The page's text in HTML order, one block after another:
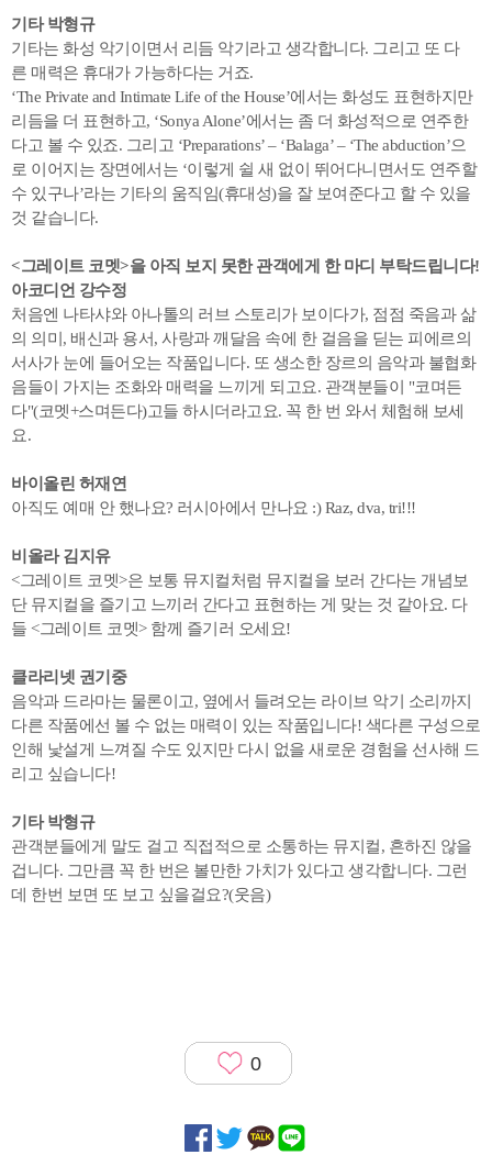
기타 박형규
기타는 화성 악기이면서 리듬 악기라고 생각합니다. 그리고 또 다
른 매력은 휴대가 가능하다는 거죠.
‘The Private and Intimate Life of the House’에서는 화성도 표현하지만
리듬을 더 표현하고, ‘Sonya Alone’에서는 좀 더 화성적으로 연주한
다고 볼 수 있죠. 그리고 ‘Preparations’ – ‘Balaga’ – ‘The abduction’으
로 이어지는 장면에서는 ‘이렇게 쉴 새 없이 뛰어다니면서도 연주할
수 있구나’라는 기타의 움직임(휴대성)을 잘 보여준다고 할 수 있을
것 같습니다.
<그레이트 코멧>을 아직 보지 못한 관객에게 한 마디 부탁드립니다!
아코디언 강수정
처음엔 나타샤와 아나톨의 러브 스토리가 보이다가, 점점 죽음과 삶
의 의미, 배신과 용서, 사랑과 깨달음 속에 한 걸음을 딛는 피에르의
서사가 눈에 들어오는 작품입니다. 또 생소한 장르의 음악과 불협화
음들이 가지는 조화와 매력을 느끼게 되고요. 관객분들이 "코며든
다"(코멧+스며든다)고들 하시더라고요. 꼭 한 번 와서 체험해 보세
요.
바이올린 허재연
아직도 예매 안 했나요? 러시아에서 만나요 :) Raz, dva, tri!!!
비올라 김지유
<그레이트 코멧>은 보통 뮤지컬처럼 뮤지컬을 보러 간다는 개념보
단 뮤지컬을 즐기고 느끼러 간다고 표현하는 게 맞는 것 같아요. 다
들 <그레이트 코멧> 함께 즐기러 오세요!
클라리넷 권기중
음악과 드라마는 물론이고, 옆에서 들려오는 라이브 악기 소리까지
다른 작품에선 볼 수 없는 매력이 있는 작품입니다! 색다른 구성으로
인해 낯설게 느껴질 수도 있지만 다시 없을 새로운 경험을 선사해 드
리고 싶습니다!
기타 박형규
관객분들에게 말도 걸고 직접적으로 소통하는 뮤지컬, 흔하진 않을
겁니다. 그만큼 꼭 한 번은 볼만한 가치가 있다고 생각합니다. 그런
데 한번 보면 또 보고 싶을걸요?(웃음)
0